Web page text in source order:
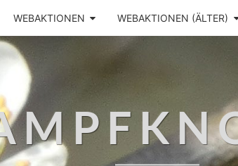
WEBAKTIONEN WEBAKTIONEN (ÄLTER)